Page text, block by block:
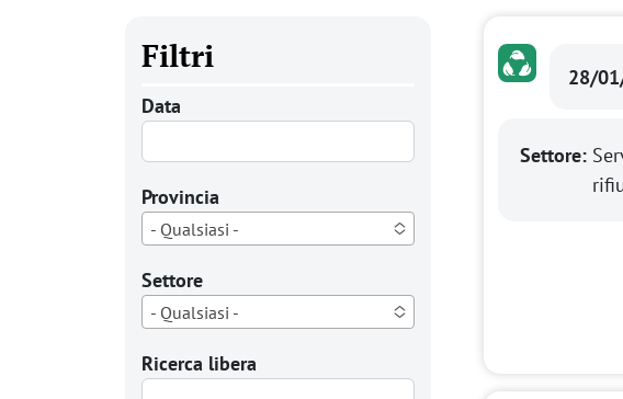
Filtri
Data
Provincia
- Qualsiasi -
Settore
- Qualsiasi -
Ricerca libera
28/
Settore: